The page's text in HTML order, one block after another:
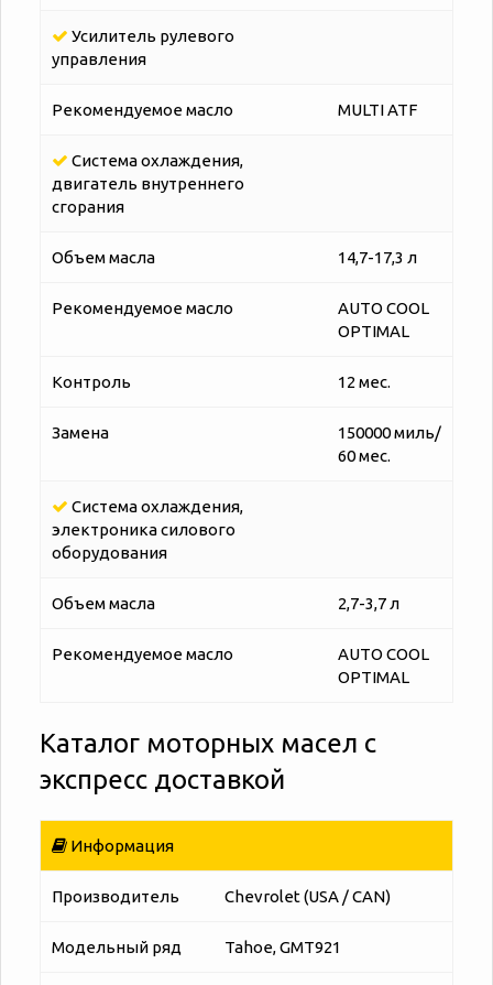
Усилитель рулевого
управления
Рекомендуемое масло MULTI ATF
Система охлаждения,
двигатель внутреннего
сгорания
Объем масла 14,7-17,3 л
Рекомендуемое масло
AUTO COOL
OPTIMAL
Контроль 12 мес.
Замена
150000 миль/
60 мес.
Система охлаждения,
электроника силового
оборудования
Объем масла 2,7-3,7 л
Рекомендуемое масло
AUTO COOL
OPTIMAL
Каталог моторных масел с
экспресс доставкой
Информация
Производитель Chevrolet (USA / CAN)
Модельный ряд Tahoe, GMT921